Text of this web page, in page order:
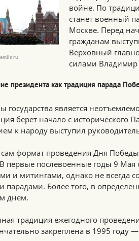
войне. По
станет военный
Москве. Перед
гражданам
Верховный
силами Владимир
президента как традиция парада
государства является
берет начало с исторического
к народу выступил
формат проведения Дня
первые послевоенные годы 9 Мая
и митингами, однако не всегда
парадами. Более того, в
днем.
традиция ежегодного
закреплена в 1995 году